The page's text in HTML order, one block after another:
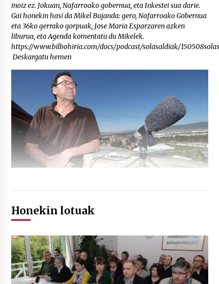
inoiz ez. Jokuan, Nafarroako gobernua, eta Inkestei sua darie.
Gai honekin hasi da Mikel Bujanda: gero, Nafarroako Gobernua
eta 36ko gerrako gorpuak, Jose Maria Esparzaren azken
liburua, eta Agenda komentatu du Mikelek.
https://www.bilbohiria.com/docs/podcast/solasaldiak/
Deskargatu hemen
Honekin lotuak